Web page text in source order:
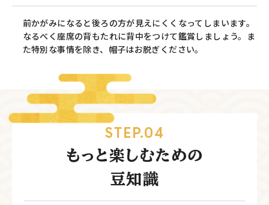
前かがみになると後ろの方が見えにくくなってしまいます。
なるべく座席の背もたれに背中をつけて鑑賞しましょう。 ま
た特別な事情を除き、帽子はお脱ぎください。
STEP.04
もっと楽しむための
豆知識